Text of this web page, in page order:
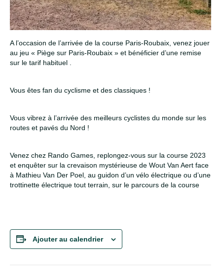
A l’occasion de l’arrivée de la course Paris-Roubaix, venez jouer
au jeu « Piège sur Paris-Roubaix » et bénéficier d’une remise
sur le tarif habituel .
Vous êtes fan du cyclisme et des classiques !
Vous vibrez à l’arrivée des meilleurs cyclistes du monde sur les
routes et pavés du Nord !
Venez chez Rando Games, replongez-vous sur la course 2023
et enquêter sur la crevaison mystérieuse de Wout Van Aert face
à Mathieu Van Der Poel, au guidon d’un vélo électrique ou d’une
trottinette électrique tout terrain, sur le parcours de la course
Ajouter au calendrier